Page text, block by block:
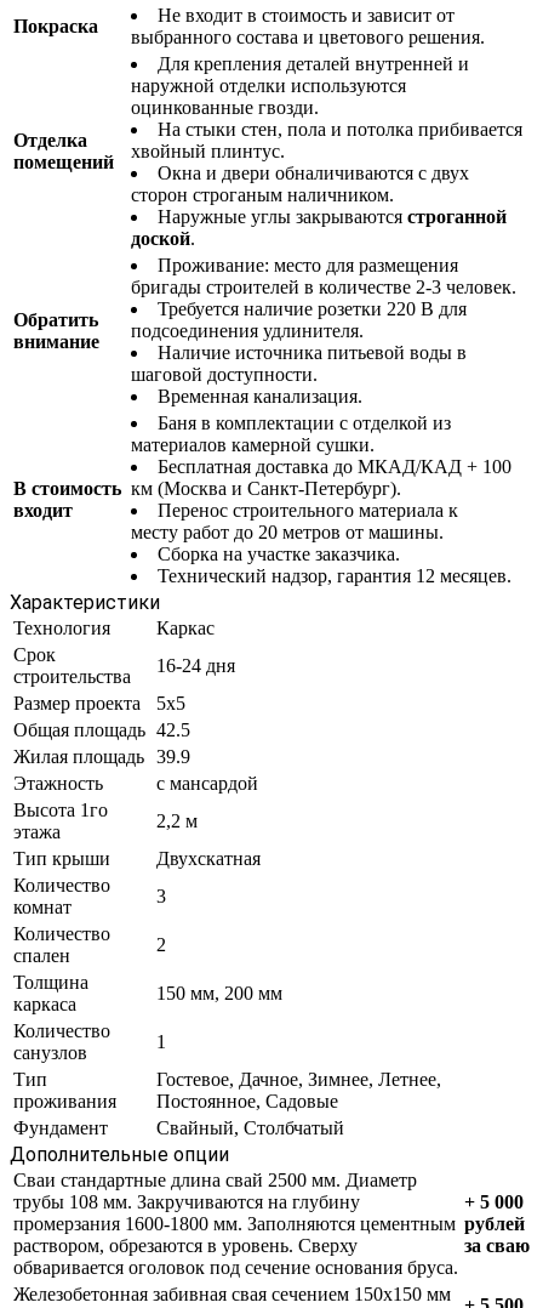
Покраска
Не входит в стоимость и зависит от
выбранного состава и цветового решения.
Отделка
помещений
Для крепления деталей внутренней и
наружной отделки используются
оцинкованные гвозди.
На стыки стен, пола и потолка прибивается
хвойный плинтус.
Окна и двери обналичиваются с двух
сторон строганым наличником.
Наружные углы закрываются строганной
доской.
Обратить
внимание
Проживание: место для размещения
бригады строителей в количестве 2-3 человек.
Требуется наличие розетки 220 В для
подсоединения удлинителя.
Наличие источника питьевой воды в
шаговой доступности.
Временная канализация.
В стоимость
входит
Баня в комплектации с отделкой из
материалов камерной сушки.
Бесплатная доставка до МКАД/КАД + 100
км (Москва и Санкт-Петербург).
Перенос строительного материала к
месту работ до 20 метров от машины.
Сборка на участке заказчика.
Технический надзор, гарантия 12 месяцев.
Характеристики
Технология
Каркас
Срок
строительства
16-24 дня
Размер проекта
5x5
Общая площадь 42.5
Жилая площадь 39.9
Этажность
с мансардой
Высота 1го
этажа
2,2 м
Тип крыши
Двухскатная
Количество
комнат
3
Количество
спален
2
Толщина
каркаса
150 мм, 200 мм
Количество
санузлов
1
Тип
проживания
Гостевое, Дачное, Зимнее, Летнее,
Постоянное, Садовые
Фундамент
Свайный, Столбчатый
Дополнительные опции
Сваи стандартные длина свай 2500 мм. Диаметр
трубы 108 мм. Закручиваются на глубину
промерзания 1600-1800 мм. Заполняются цементным
раствором, обрезаются в уровень. Сверху
обваривается оголовок под сечение основания бруса.
+ 5 000
рублей
за сваю
Железобетонная забивная свая сечением 150х150 мм